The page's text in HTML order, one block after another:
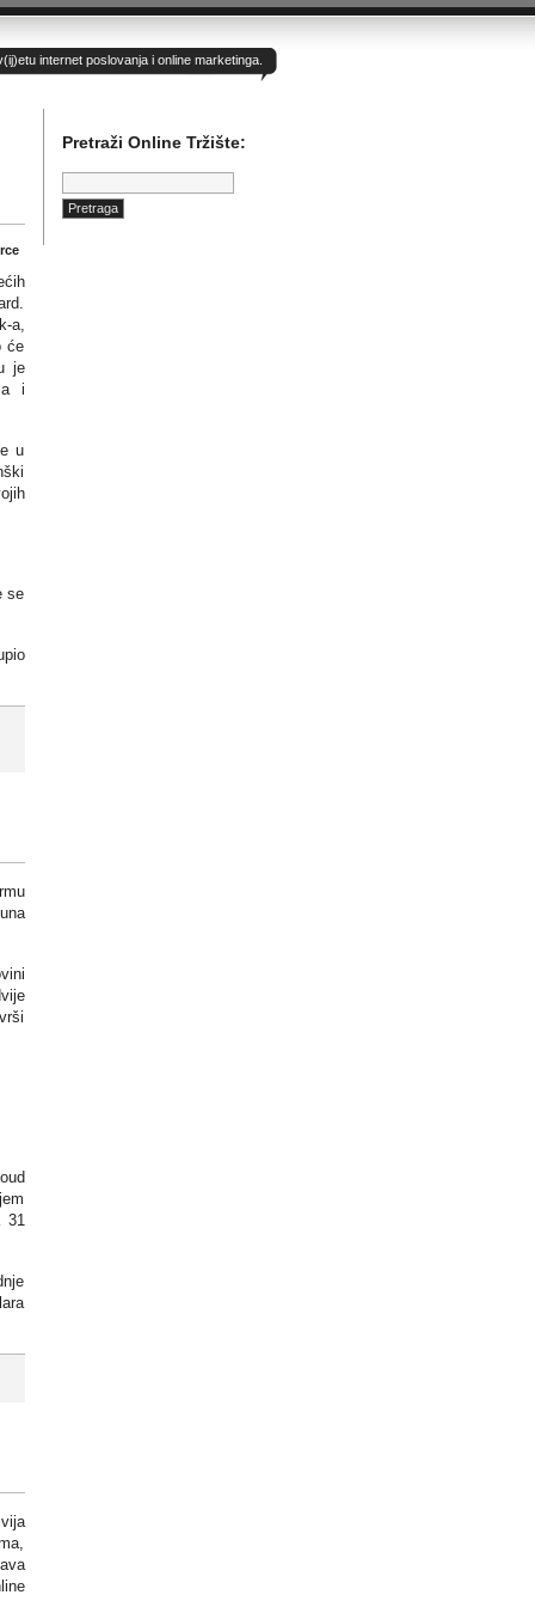
internet poslovanja i online marketinga.
a,
će
je
i
u
se
31
Pretraži Online Tržište:
Pretraga: